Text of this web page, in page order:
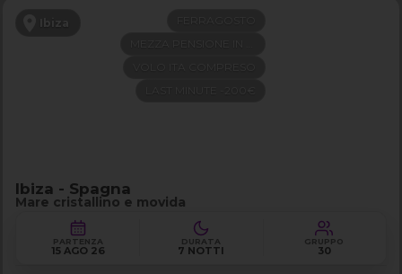
Ibiza
Ibiza - Spagna
Mare cristallino e movida
PARTENZA
15 AGO 26
DURATA
7 NOTTI
GRUPPO
30